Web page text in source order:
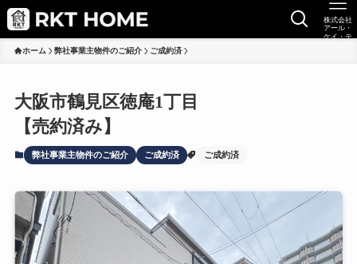
株式会社
アール・
ケイ・テ
ホーム 弊社事業主物件のご紹介 ご成約済
大阪市鶴見区徳庵1丁目
【売約済み】
弊社事業主物件のご紹介 ご成約済 ご成約済